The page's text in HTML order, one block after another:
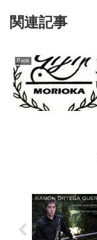
関連記事
Book